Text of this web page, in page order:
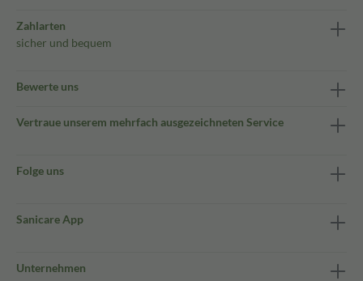
Zahlarten
sicher und bequem
Bewerte uns
Vertraue unserem mehrfach ausgezeichneten Service
Folge uns
Sanicare App
Unternehmen